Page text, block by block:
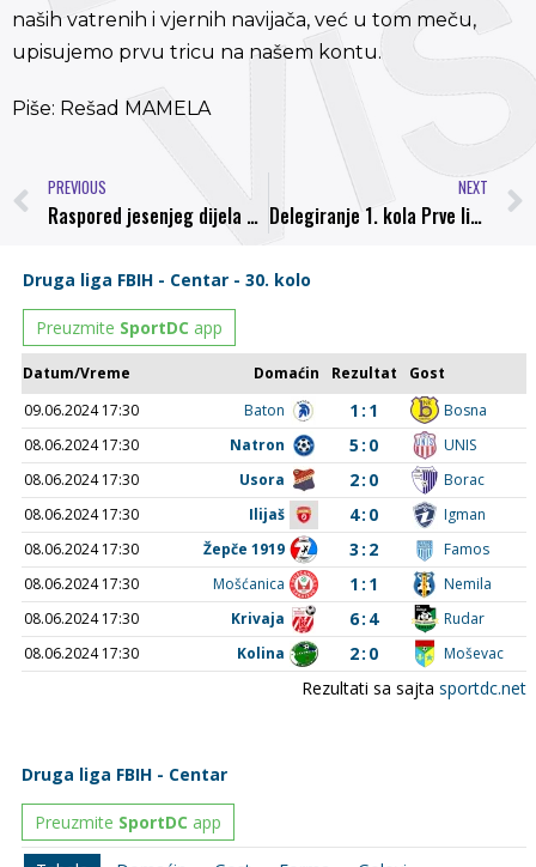
naših vatrenih i vjernih navijača, već u tom meču,
upisujemo prvu tricu na našem kontu.
Piše: Rešad MAMELA
PREVIOUS
Raspored jesenjeg dijela prvenstva Prve lige FBiH
NEXT
Delegiranje 1. kola Prve lige FBiH